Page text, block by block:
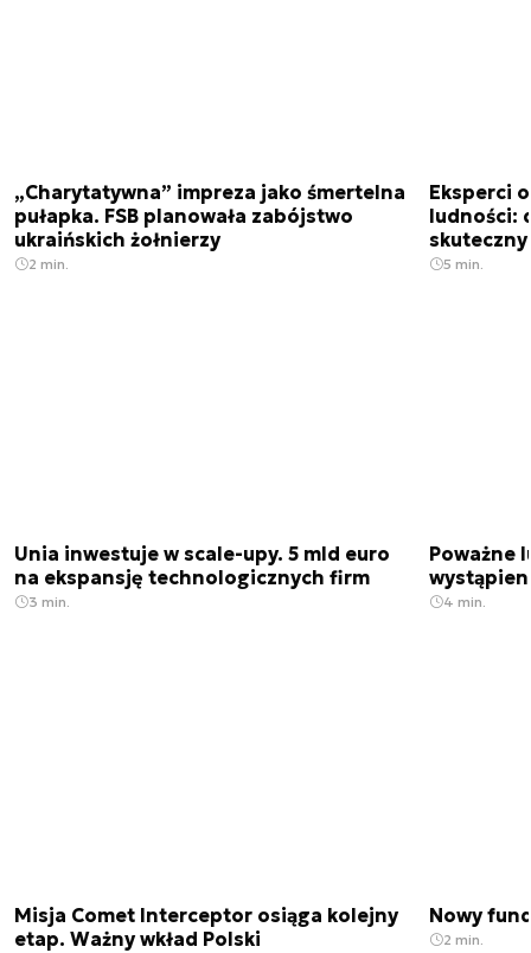
„Charytatywna” impreza jako śmertelna
pułapka. FSB planowała zabójstwo
ukraińskich żołnierzy
2 min.
Eksperci
ludności:
skuteczny
5 min.
Unia inwestuje w scale-upy. 5 mld euro
na ekspansję technologicznych firm
3 min.
Poważne
4 min.
Misja Comet Interceptor osiąga kolejny
etap. Ważny wkład Polski
Nowy
2 min.